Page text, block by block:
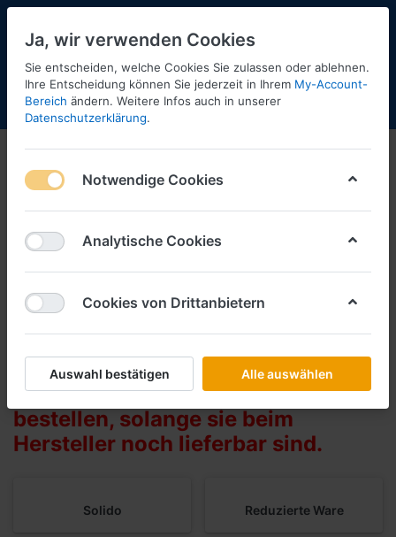
Menü Anmelden Shopaktualisierung
Schuco
Modelle, die zur Zeit nicht am
Lager sind, können wir für Sie
bestellen, solange sie beim
Hersteller noch lieferbar sind.
Solido Reduzierte Ware
Ja, wir verwenden Cookies
Sie entscheiden, welche Cookies Sie zulassen oder ablehnen.
Ihre Entscheidung können Sie jederzeit in Ihrem My-Account-
Bereich ändern. Weitere Infos auch in unserer
Datenschutzerklärung.
Notwendige Cookies
Analytische Cookies
Cookies von Drittanbietern
Auswahl bestätigen Alle auswählen